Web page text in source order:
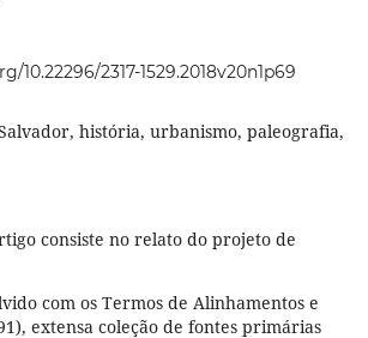
10.22296/2317-1529.2018v20n1p69
história, urbanismo, paleografia,
consiste no relato do projeto de
com os Termos de Alinhamentos e
extensa coleção de fontes primárias